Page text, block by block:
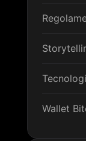
Wallet